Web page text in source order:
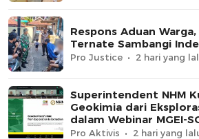
Respons Aduan
Ternate Sambangi
Pro Justice 2 hari yang
Superintendent NHM
Geokimia dari
dalam Webinar MGEI-
Pro Aktivis 2 hari yang